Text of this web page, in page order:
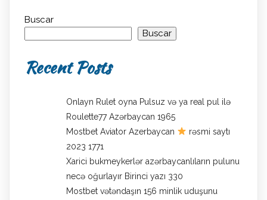
Buscar
Buscar
Recent Posts
Onlayn Rulet oyna Pulsuz və ya real pul ilə
Roulette77 Azərbaycan 1965
Mostbet Aviator Azerbaycan
rəsmi saytı
2023 1771
Xarici bukmeykerlər azərbaycanlıların pulunu
necə oğurlayır Birinci yazı 330
Mostbet vətəndaşın 156 minlik uduşunu